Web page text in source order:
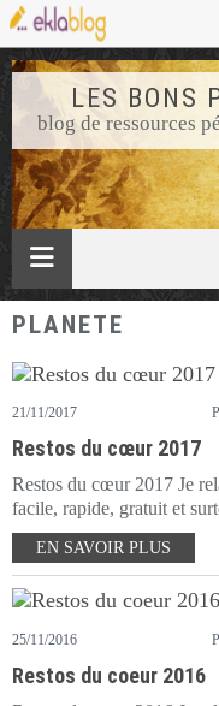
LES BONS
blog de ressources
PLANETE
21/11/2017
Restos du cœur 2017
Restos du cœur 2017 Je
facile, rapide, gratuit et
EN SAVOIR PLUS
25/11/2016
Restos du coeur 2016